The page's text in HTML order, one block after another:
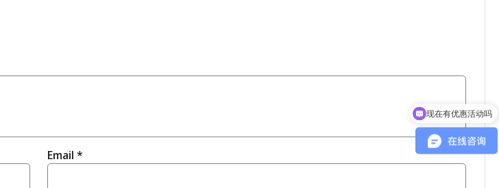
Email *
可以介绍下你们的产品么
现在有优惠活动吗